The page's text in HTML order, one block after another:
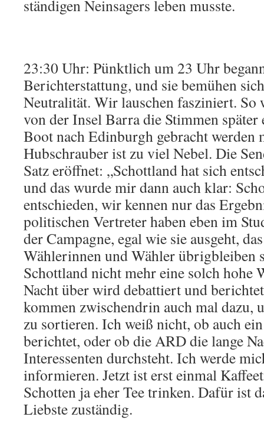
ständigen Neinsagers leben musste.
23:30 Uhr: Pünktlich um 23 Uhr
Berichterstattung, und sie bemühen
Neutralität. Wir lauschen fasziniert. So
von der Insel Barra die Stimmen
Boot nach Edinburgh gebracht werden
Hubschrauber ist zu viel Nebel. Die
Satz eröffnet: „Schottland hat sich
und das wurde mir dann auch klar:
entschieden, wir kennen nur das
politischen Vertreter haben eben im
der Campagne, egal wie sie ausgeht,
Wählerinnen und Wähler übrigbleiben
Schottland nicht mehr eine solch hohe
Nacht über wird debattiert und
kommen zwischendrin auch mal dazu,
zu sortieren. Ich weiß nicht, ob auch
berichtet, oder ob die ARD die lange
Interessenten durchsteht. Ich werde
informieren. Jetzt ist erst einmal
Schotten ja eher Tee trinken. Dafür ist
Liebste zuständig.